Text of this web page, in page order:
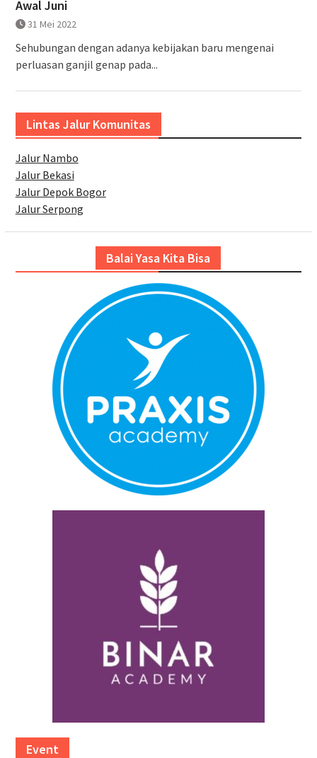
Awal Juni
31 Mei 2022
Sehubungan dengan adanya kebijakan baru mengenai
perluasan ganjil genap pada...
Lintas Jalur Komunitas
Jalur Nambo
Jalur Bekasi
Jalur Depok Bogor
Jalur Serpong
Balai Yasa Kita Bisa
Event